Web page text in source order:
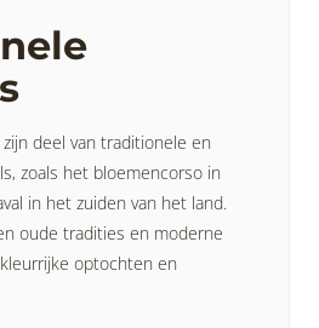
deel van traditionele en
zoals het bloemencorso in
in het zuiden van het land.
oude tradities en moderne
optochten en